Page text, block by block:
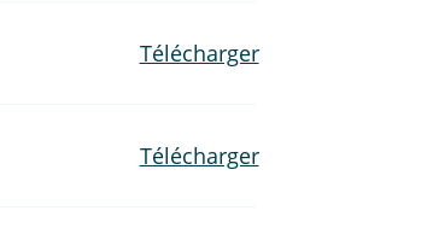
Télécharger
Télécharger